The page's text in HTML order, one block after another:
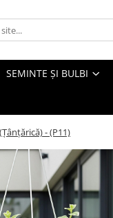
SEMINTE ȘI BULBI
- (P11)